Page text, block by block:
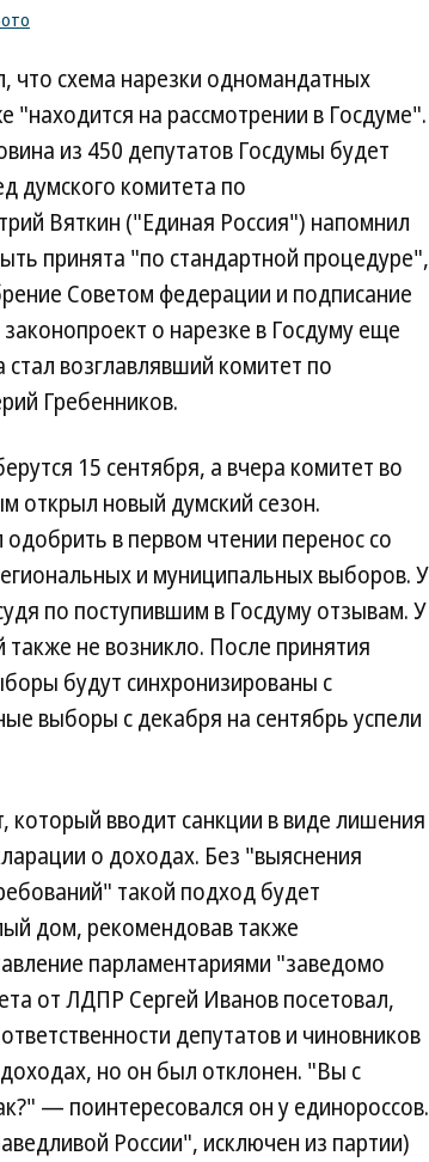
схема нарезки одномандатных
"находится на рассмотрении в Госдуме".
из 450 депутатов Госдумы будет
думского комитета по
Вяткин ("Единая Россия") напомнил
принята "по стандартной процедуре",
Советом федерации и подписание
о нарезке в Госдуму еще
возглавлявший комитет по
Гребенников.
15 сентября, а вчера комитет во
открыл новый думский сезон.
в первом чтении перенос со
и муниципальных выборов. У
по поступившим в Госдуму отзывам. У
не возникло. После принятия
будут синхронизированы с
выборы с декабря на сентябрь успели
который вводит санкции в виде лишения
о доходах. Без "выяснения
такой подход будет
дом, рекомендовав также
парламентариями "заведомо
от ЛДПР Сергей Иванов посетовал,
депутатов и чиновников
но он был отклонен. "Вы с
— поинтересовался он у единороссов.
России", исключен из партии)